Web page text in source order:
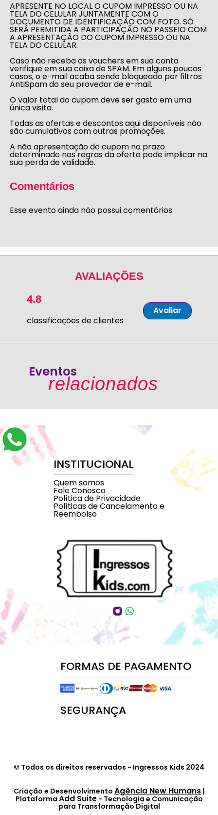
APRESENTE NO LOCAL O CUPOM IMPRESSO OU NA
TELA DO CELULAR JUNTAMENTE COM O
DOCUMENTO DE IDENTIFICAÇÃO COM FOTO. SÓ
SERÁ PERMITIDA A PARTICIPAÇÃO NO PASSEIO COM
A APRESENTAÇÃO DO CUPOM IMPRESSO OU NA
TELA DO CELULAR.
Caso não receba os vouchers em sua conta
verifique em sua caixa de SPAM. Em alguns poucos
casos, o e-mail acaba sendo bloqueado por filtros
AntiSpam do seu provedor de e-mail.
O valor total do cupom deve ser gasto em uma
única visita.
Todas as ofertas e descontos aqui disponíveis não
são cumulativos com outras promoções.
A não apresentação do cupom no prazo
determinado nas regras da oferta pode implicar na
sua perda de validade.
Comentários
Esse evento ainda não possui comentários.
AVALIAÇÕES
4.8
classificações de clientes
Avaliar
Eventos
relacionados
INSTITUCIONAL
Quem somos
Fale Conosco
Política de Privacidade
Políticas de Cancelamento e
Reembolso
FORMAS DE PAGAMENTO
SEGURANÇA
© Todos os direitos reservados - Ingressos Kids 2024
Criação e Desenvolvimento Agência New Humans |
Plataforma Add Suite- Tecnologia e Comunicação
para Transformação Digital